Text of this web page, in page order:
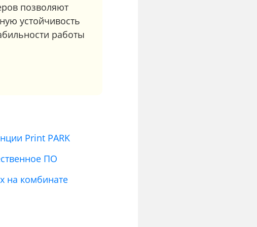
позволяют
устойчивость
работы
Print PARK
ПО
на комбинате